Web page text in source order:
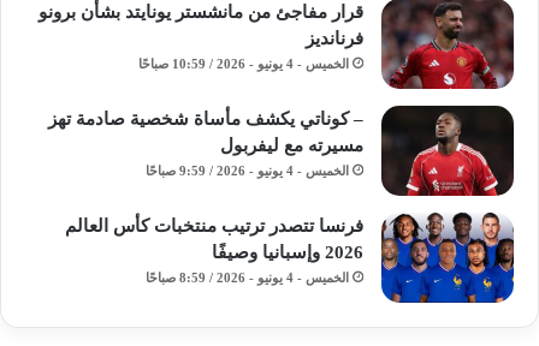
قرار مفاجئ من مانشستر يونايتد بشأن برونو
فرنانديز
الخميس - 4 يونيو - 2026 / 10:59 صباحًا
– كوناتي يكشف مأساة شخصية صادمة تهز
مسيرته مع ليفربول
الخميس - 4 يونيو - 2026 / 9:59 صباحًا
فرنسا تتصدر ترتيب منتخبات كأس العالم
2026 وإسبانيا وصيفًا
الخميس - 4 يونيو - 2026 / 8:59 صباحًا